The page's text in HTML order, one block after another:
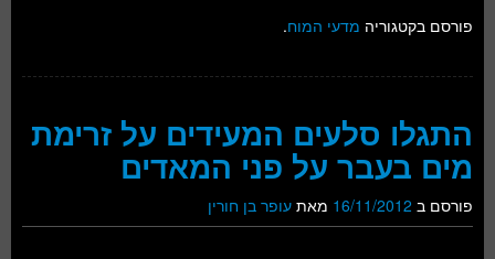
פורסם בקטגוריה מדעי המוח.
התגלו סלעים המעידים על זרימת
מים בעבר על פני המאדים
פורסם ב 16/11/2012 מאת עופר בן חורין